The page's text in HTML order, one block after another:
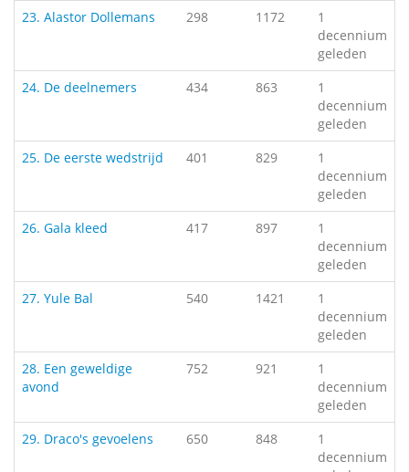
23. Alastor Dollemans 298 1172
1
decennium
geleden
24. De deelnemers
434 863
1
decennium
geleden
25. De eerste wedstrijd
401 829
1
decennium
geleden
26. Gala kleed
417 897
1
decennium
geleden
27. Yule Bal
540 1421
1
decennium
geleden
28. Een geweldige
avond
752 921
1
decennium
geleden
29. Draco's gevoelens
650 848
1
decennium